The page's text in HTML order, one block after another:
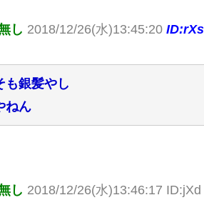
し 2018/12/26(水)13:45:20 ID:rXs
も銀髪やし
ねん
し 2018/12/26(水)13:46:17 ID:jXd